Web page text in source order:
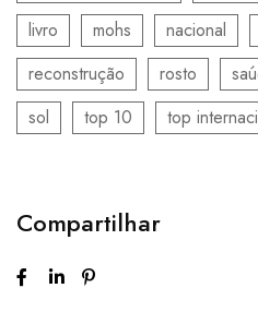
livro
mohs nacional
reconstrução
rosto
sol
top 10 top
Compartilhar